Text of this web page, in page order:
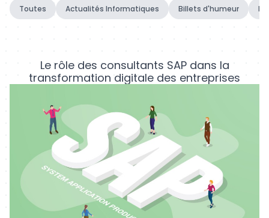
Toutes Actualités Informatiques Billets d'humeur
Le rôle des consultants SAP dans la
transformation digitale des entreprises